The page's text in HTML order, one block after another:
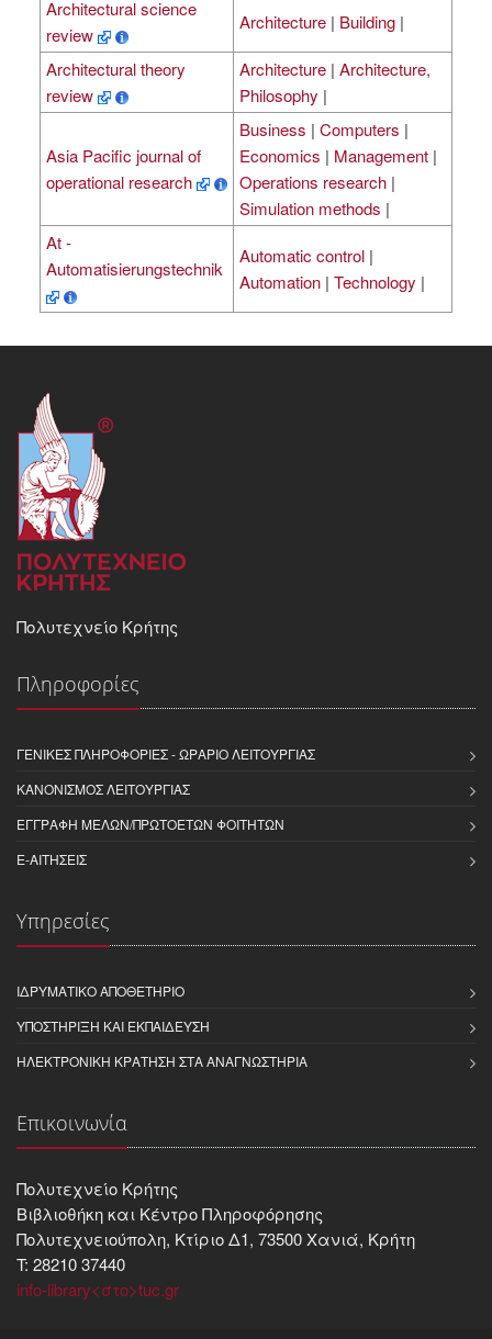
Architectural science
review
Architecture | Building |
Architectural theory
review
Architecture | Architecture,
Philosophy |
Asia Pacific journal of
operational research
Business | Computers |
Economics | Management |
Operations research |
Simulation methods |
At -
Automatisierungstechnik
Automatic control |
Automation | Technology |
Πολυτεχνείο Κρήτης
Πληροφορίες
ΓΕΝΙΚΈΣ ΠΛΗΡΟΦΟΡΊΕΣ - ΩΡΆΡΙΟ ΛΕΙΤΟΥΡΓΊΑΣ
ΚΑΝΟΝΙΣΜΌΣ ΛΕΙΤΟΥΡΓΊΑΣ
ΕΓΓΡΑΦΉ ΜΕΛΏΝ/ΠΡΩΤΟΕΤΏΝ ΦΟΙΤΗΤΏΝ
E-ΑΙΤΉΣΕΙΣ
Υπηρεσίες
ΙΔΡΥΜΑΤΙΚΌ ΑΠΟΘΕΤΉΡΙΟ
ΥΠΟΣΤΉΡΙΞΗ ΚΑΙ ΕΚΠΑΊΔΕΥΣΗ
ΗΛΕΚΤΡΟΝΙΚΉ ΚΡΆΤΗΣΗ ΣΤΑ ΑΝΑΓΝΩΣΤΉΡΙΑ
Επικοινωνία
Πολυτεχνείο Κρήτης
Βιβλιοθήκη και Kέντρο Πληροφόρησης
Πολυτεχνειούπολη, Κτίριο Δ1, 73500 Χανιά, Κρήτη
T: 28210 37440
info-library<στο>tuc.gr